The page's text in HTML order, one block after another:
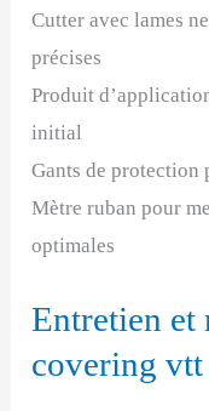
Cutter avec lames
précises
Produit
initial
Gants de protection
Mètre ruban pour
optimales
Entretien et
covering vtt